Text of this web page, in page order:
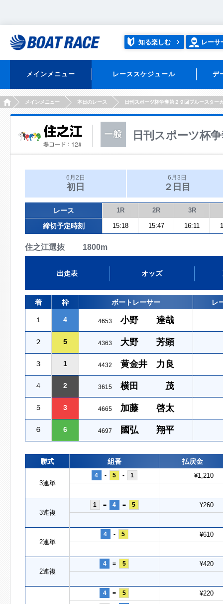
知る楽しむ レーサ
メインメニュー レーススケジュール デ
HOMEメインメニュー 本日のレース 日刊スポーツ杯争奪第２９回ブルースター
日刊スポーツ杯
6月2日
初日
6月3日
２日目
レース 1R 2R 3R
締切予定時刻 15:18 15:47 16:11
住之江選抜 1800m
出走表 オッズ
着 枠 ボートレーサー レ
１ 4 4653 小野 達哉
２ 5 4363 大野 芳顕
３ 1 4432 黄金井 力良
４ 2 3615 横田 茂
５ 3 4665 加藤 啓太
６ 6 4697 國弘 翔平
勝式 組番 払戻金
3連単
4 - 5 - 1 ¥1,210
3連複
1 = 4 = 5 ¥260
2連単
4 - 5 ¥610
2連複
4 = 5 ¥420
4 = 5 ¥220